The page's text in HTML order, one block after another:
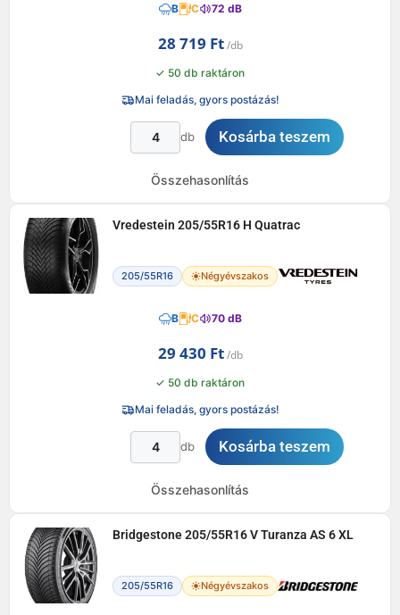
B C 72 dB
28 719 Ft
✓ 50 db raktáron
Mai feladás, gyors postázás!
db Kosárba teszem
Összehasonlítás
Vredestein 205/55R16 H Quatrac
205/55R16 Négyévszakos
B C 70 dB
29 430 Ft
✓ 50 db raktáron
Mai feladás, gyors postázás!
db Kosárba teszem
Összehasonlítás
Bridgestone 205/55R16 V Turanza AS 6 XL
205/55R16 Négyévszakos